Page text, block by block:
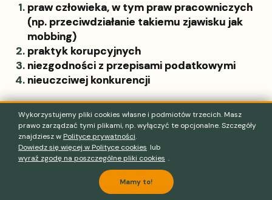
praw człowieka, w tym praw pracowniczych
(np. przeciwdziałanie takiemu zjawisku jak
mobbing)
praktyk korupcyjnych
niezgodności z przepisami podatkowymi
nieuczciwej konkurencji
Zgodnie z Artykułem 18 Rozporządzenia
2020/852 (Taksonomia) spełnieniem
Minimalnych Gwarancji jest:
„…przestrzeganieWytycznych OECD dla
Wykorzystujemy pliki cookies własne i podmiotów trzecich. Masz
prawo zarządzać tymi plikami, np. wyłączyć te opcjonalne. Szczegóły
znajdziesz w Polityce prywatności.
Dowiedz się więcej w Polityce cookies lub
wyraź zgodę na poszczególne pliki cookies .
Mamy to!